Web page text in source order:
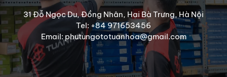
31 Đỗ Ngọc Du, Đồng Nhân, Hai Bà Trưng, Hà Nội
Tel: +84 971653456
Email: phutungototuanhoa@gmail.com